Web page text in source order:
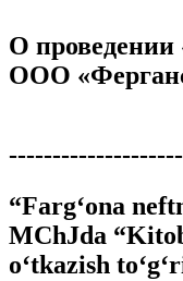
О проведении
ООО
“Farg‘ona
MChJda
o‘tkazish